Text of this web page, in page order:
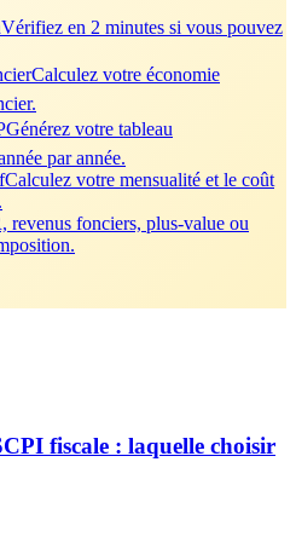
Vérifiez en 2 minutes si vous pouvez
Calculez votre économie
Générez votre tableau
par année.
Calculez votre mensualité et le coût
revenus fonciers, plus-value ou
fiscale : laquelle choisir